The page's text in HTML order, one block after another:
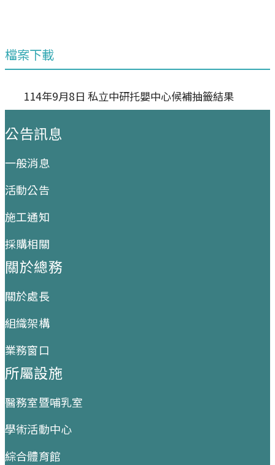
檔案下載
114年9月8日 私立中研托嬰中心候補抽籤結果
公告訊息
一般消息
活動公告
施工通知
採購相關
關於總務
關於處長
組織架構
業務窗口
所屬設施
醫務室暨哺乳室
學術活動中心
綜合體育館